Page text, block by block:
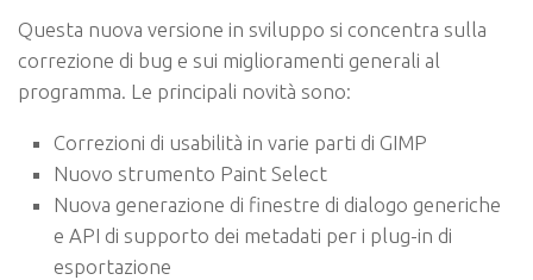
Questa nuova versione in sviluppo si concentra sulla
correzione di bug e sui miglioramenti generali al
programma. Le principali novità sono:
Correzioni di usabilità in varie parti di GIMP
Nuovo strumento Paint Select
Nuova generazione di finestre di dialogo generiche
e API di supporto dei metadati per i plug-in di
esportazione